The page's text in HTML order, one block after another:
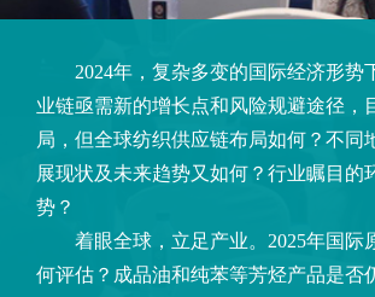
2024年，复杂多变的国际经济形势
业链亟需新的增长点和风险规避途径，
局，但全球纺织供应链布局如何？不
展现状及未来趋势又如何？行业瞩目的
势？
着眼全球，立足产业。2025年国际
何评估？成品油和纯苯等芳烃产品是否